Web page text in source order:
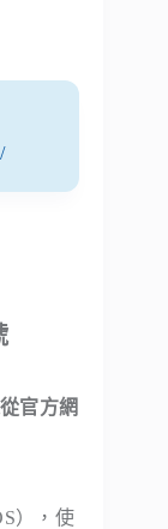
官方網
），使